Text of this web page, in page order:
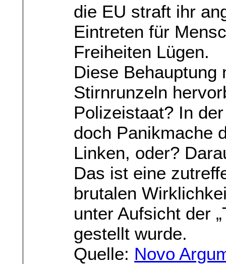
die EU straft ihr
Eintreten für
Freiheiten Lügen.
Diese Behauptung
Stirnrunzeln
Polizeistaat? In
doch Panikmache
Linken, oder?
Das ist eine
brutalen
unter Aufsicht der
gestellt wurde.
Quelle: Novo